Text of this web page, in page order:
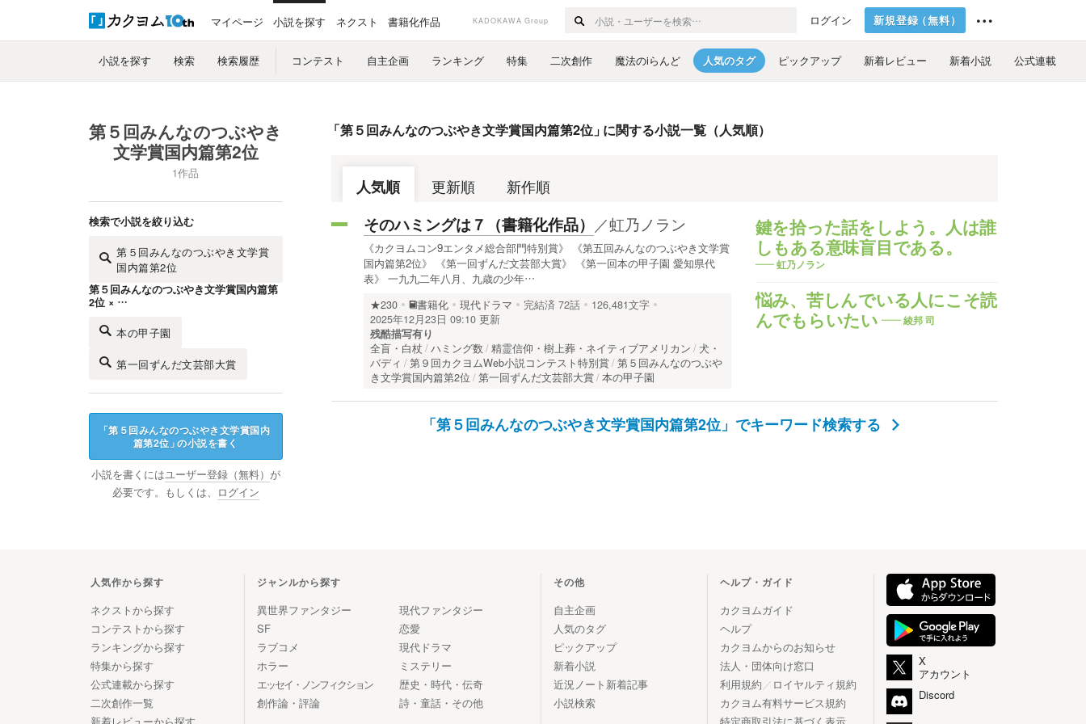
マイページ 小説を探す ネクスト 書籍化作品 KADOKAWA Group ログイン 新規登録（無料）
小説を探す 検索 検索履歴 コンテスト 自主企画 ランキング 特集 二次創作 魔法のiらんど 人気のタグ ピックアップ 新着レビュー 新着小説 公式連載
第５回みんなのつぶやき
文学賞国内篇第2位
1作品
検索で小説を絞り込む
第５回みんなのつぶやき文学賞
国内篇第2位
第５回みんなのつぶやき文学賞国内篇第
2位 × …
本の甲子園
第一回ずんだ文芸部大賞
「第５回みんなのつぶやき文学賞国内
篇第2位 」の小説を書く
小説を書くにはユーザー登録（無料） が
必要です。もしくは、
ログイン
「第５回みんなのつぶやき文学賞国内篇第2位 」に関する小説一覧（人気順）
人気順 更新順 新作順
鍵を拾った話をしよう。人は誰
しもある意味盲目である。
虹乃ノラン
悩み、苦しんでいる人にこそ読
んでもらいたい
綾邦 司
そのハミングは７（書籍化作品） ／虹乃ノラン
《カクヨムコン9エンタメ総合部門特別賞》 《第五回みんなのつぶやき文学賞
国内篇第2位》 《第一回ずんだ文芸部大賞》 《第一回本の甲子園 愛知県代
表》 一九九二年八月、九歳の少年…
★230 書籍化 現代ドラマ 完結済 72話
126,481文字
2025年12月23日 09:10 更新
残酷描写有り
全盲・白杖
ハミング数 精霊信仰・樹上葬・ネイティブアメリカン
犬・
バディ
第９回カクヨムWeb小説コンテスト特別賞 第５回みんなのつぶや
き文学賞国内篇第2位
第一回ずんだ文芸部大賞 本の甲子園
「第５回みんなのつぶやき文学賞国内篇第2位」でキーワード検索する
人気作から探す
ネクストから探す
コンテストから探す
ランキングから探す
特集から探す
公式連載から探す
二次創作一覧
ジャンルから探す
異世界ファンタジー
現代ファンタジー
SF
恋愛
ラブコメ
現代ドラマ
ホラー
ミステリー
エッセイ・ノンフィクション
歴史・時代・伝奇
創作論・評論
詩・童話・その他
その他
自主企画
人気のタグ
ピックアップ
新着小説
近況ノート新着記事
小説検索
ヘルプ・ガイド
カクヨムガイド
ヘルプ
カクヨムからのお知らせ
法人・団体向け窓口
利用規約 ／ ロイヤルティ規約
カクヨム有料サービス規約
X
アカウント
Discord